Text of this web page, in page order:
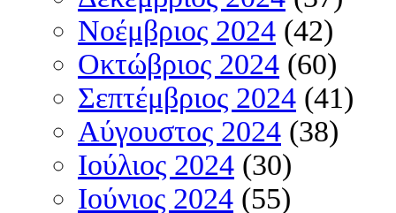
Νοέμβριος 2024 (42)
Οκτώβριος 2024 (60)
Σεπτέμβριος 2024 (41)
Αύγουστος 2024 (38)
Ιούλιος 2024 (30)
Ιούνιος 2024 (55)